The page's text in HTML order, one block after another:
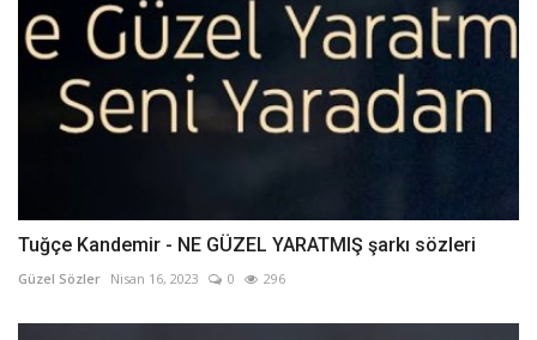
Tuğçe Kandemir - NE GÜZEL YARATMIŞ şarkı sözleri
Güzel Sözler Nisan 16, 2023 0 296